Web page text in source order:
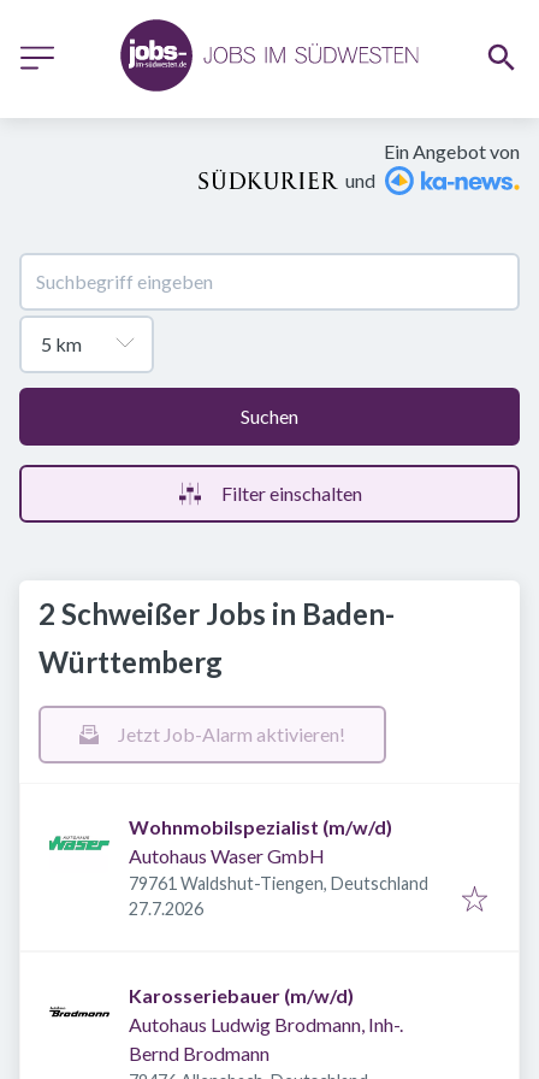
Ein Angebot von
und
Suchen
Filter einschalten
2 Schweißer Jobs in Baden-
Württemberg
Jetzt Job-Alarm aktivieren!
Wohnmobilspezialist (m/w/d)
Autohaus Waser GmbH
79761 Waldshut-Tiengen, Deutschland
Veröffentlicht
27.7.2026
Karosseriebauer (m/w/d)
Autohaus Ludwig Brodmann, Inh-.
Bernd Brodmann